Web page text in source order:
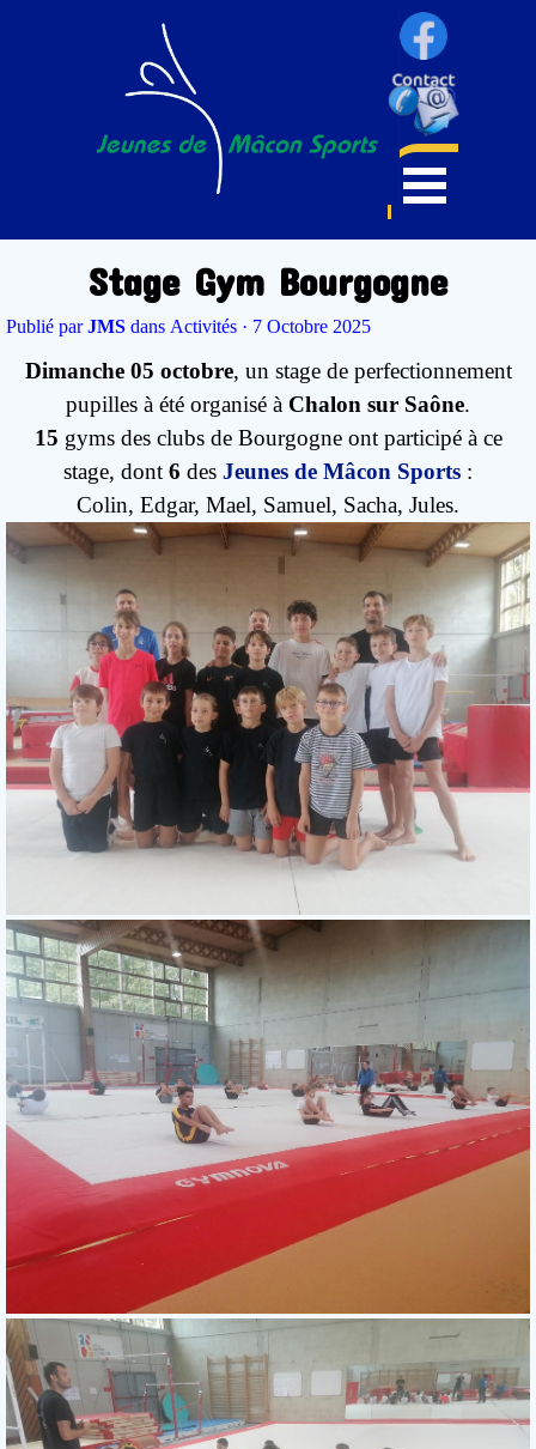
Stage Gym Bourgogne
Publié parJMS dans Activités · 7 Octobre 2025
Dimanche 05 octobre, un stage de perfectionnement
pupilles à été organisé à Chalon sur Saône.
15 gyms des clubs de Bourgogne ont participé à ce
stage, dont 6 des Jeunes de Mâcon Sports :
Colin, Edgar, Mael, Samuel, Sacha, Jules.